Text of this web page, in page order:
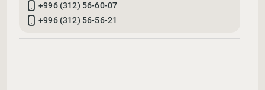
+996 (312) 56-60-07
+996 (312) 56-56-21